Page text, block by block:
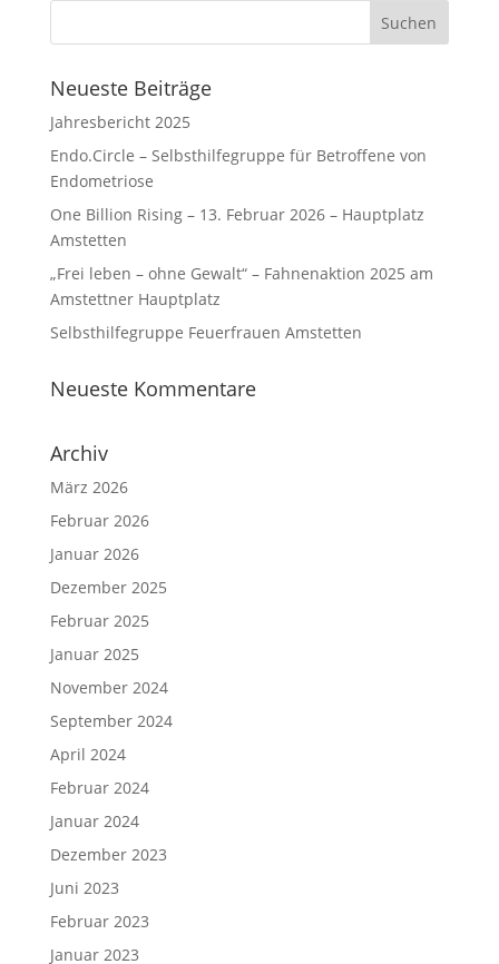
nach:
Neueste Beiträge
Jahresbericht 2025
Endo.Circle – Selbsthilfegruppe für Betroffene von
Endometriose
One Billion Rising – 13. Februar 2026 – Hauptplatz
Amstetten
„Frei leben – ohne Gewalt“ – Fahnenaktion 2025 am
Amstettner Hauptplatz
Selbsthilfegruppe Feuerfrauen Amstetten
Neueste Kommentare
Archiv
März 2026
Februar 2026
Januar 2026
Dezember 2025
Februar 2025
Januar 2025
November 2024
September 2024
April 2024
Februar 2024
Januar 2024
Dezember 2023
Juni 2023
Februar 2023
Januar 2023